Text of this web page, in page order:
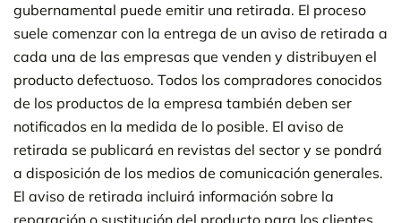
gubernamental puede emitir una retirada. El proceso
suele comenzar con la entrega de un aviso de retirada a
cada una de las empresas que venden y distribuyen el
producto defectuoso. Todos los compradores conocidos
de los productos de la empresa también deben ser
notificados en la medida de lo posible. El aviso de
retirada se publicará en revistas del sector y se pondrá
a disposición de los medios de comunicación generales.
El aviso de retirada incluirá información sobre la
reparación o sustitución del producto para los clientes